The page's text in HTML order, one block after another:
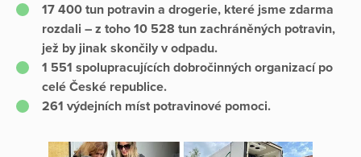
17 400 tun potravin a drogerie, které jsme zdarma
rozdali – z toho 10 528 tun zachráněných potravin,
jež by jinak skončily v odpadu.
1 551 spolupracujících dobročinných organizací po
celé České republice.
261 výdejních míst potravinové pomoci.